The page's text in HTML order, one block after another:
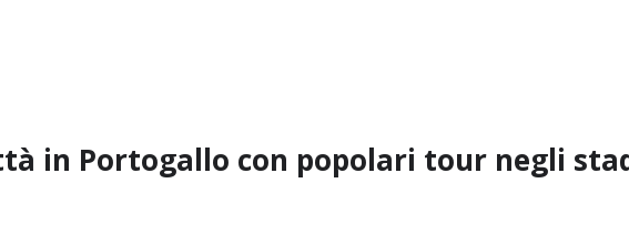
in Portogallo con popolari tour negli